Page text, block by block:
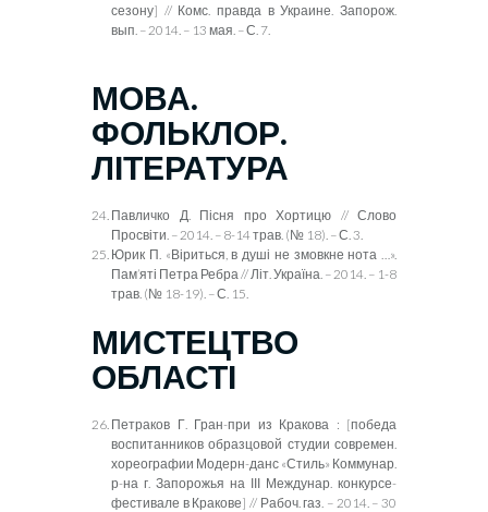
сезону] // Комс. правда в Украине. Запорож.
вып. – 2014. – 13 мая. – С. 7.
МОВА.
ФОЛЬКЛОР.
ЛІТЕРАТУРА
Павличко Д. Пісня про Хортицю // Слово
Просвіти. – 2014. – 8-14 трав. (№ 18). – С. 3.
Юрик П. «Віриться, в душі не змовкне нота …».
Пам’яті Петра Ребра // Літ. Україна. – 2014. – 1-8
трав. (№ 18-19). – С. 15.
МИСТЕЦТВО
ОБЛАСТІ
Петраков Г. Гран-при из Кракова : [победа
воспитанников образцовой студии современ.
хореографии Модерн-данс «Стиль» Коммунар.
р-на г. Запорожья на ІІІ Междунар. конкурсе-
фестивале в Кракове] // Рабоч. газ. – 2014. – 30